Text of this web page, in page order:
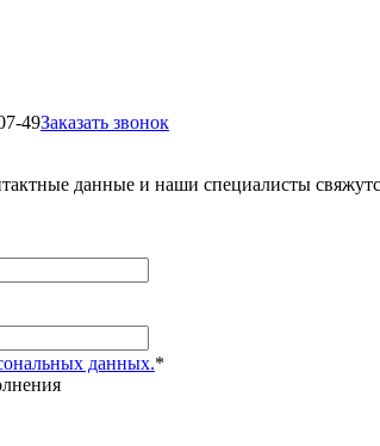
49Заказать звонок
данные и наши специалисты
данных.*